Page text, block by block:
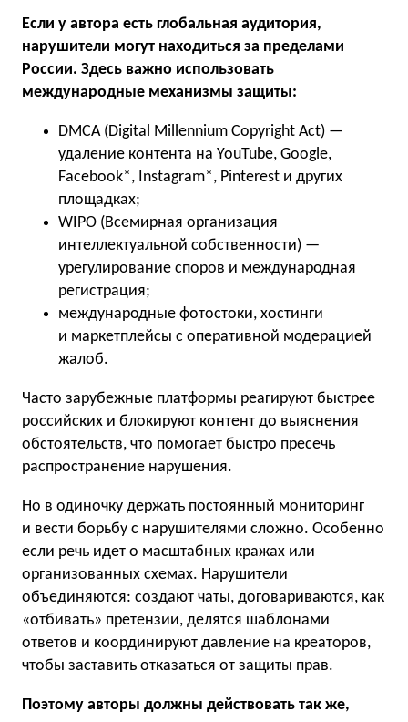
Если у автора есть глобальная аудитория,
нарушители могут находиться за пределами
России. Здесь важно использовать
международные механизмы защиты:
DMCA (Digital Millennium Copyright Act) —
удаление контента на YouTube, Google,
Facebook*, Instagram*, Pinterest и других
площадках;
WIPO (Всемирная организация
интеллектуальной собственности) —
урегулирование споров и международная
регистрация;
международные фотостоки, хостинги
и маркетплейсы с оперативной модерацией
жалоб.
Часто зарубежные платформы реагируют быстрее
российских и блокируют контент до выяснения
обстоятельств, что помогает быстро пресечь
распространение нарушения.
Но в одиночку держать постоянный мониторинг
и вести борьбу с нарушителями сложно. Особенно
если речь идет о масштабных кражах или
организованных схемах. Нарушители
объединяются: создают чаты, договариваются, как
«отбивать» претензии, делятся шаблонами
ответов и координируют давление на креаторов,
чтобы заставить отказаться от защиты прав.
Поэтому авторы должны действовать так же,